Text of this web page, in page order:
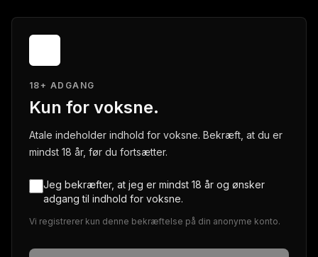
18+ ADGANG
Kun for voksne.
Atale indeholder indhold for voksne. Bekræft, at du er
mindst 18 år, før du fortsætter.
Jeg bekræfter, at jeg er mindst 18 år og ønsker
adgang til indhold for voksne.
Vi registrerer kun denne bekræftelse på din anonyme konto.